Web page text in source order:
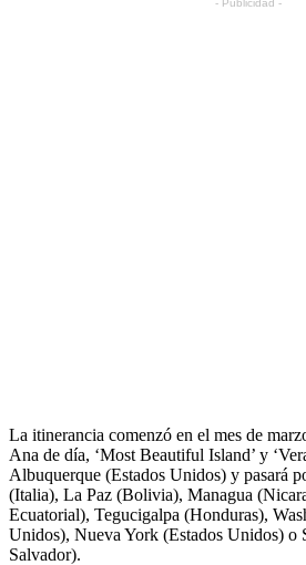
- Publicidad -
La itinerancia comenzó en el mes de
Ana de día, ‘Most Beautiful Island’ y
Albuquerque (Estados Unidos) y pasará
(Italia), La Paz (Bolivia), Managua
Ecuatorial), Tegucigalpa (Honduras),
Unidos), Nueva York (Estados Unidos) o
Salvador).